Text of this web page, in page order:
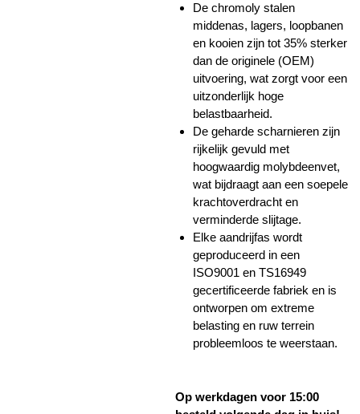
De chromoly stalen
middenas, lagers, loopbanen
en kooien zijn tot 35% sterker
dan de originele (OEM)
uitvoering, wat zorgt voor een
uitzonderlijk hoge
belastbaarheid.
De geharde scharnieren zijn
rijkelijk gevuld met
hoogwaardig molybdeenvet,
wat bijdraagt aan een soepele
krachtoverdracht en
verminderde slijtage.
Elke aandrijfas wordt
geproduceerd in een
ISO9001 en TS16949
gecertificeerde fabriek en is
ontworpen om extreme
belasting en ruw terrein
probleemloos te weerstaan.
Op werkdagen voor 15:00